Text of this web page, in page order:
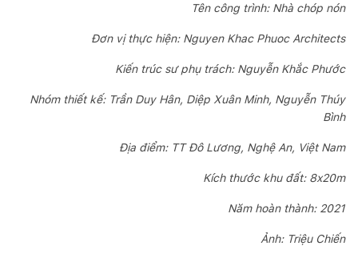
Tên công trình: Nhà chóp nón
Đơn vị thực hiện: Nguyen Khac Phuoc Architects
Kiến trúc sư phụ trách: Nguyễn Khắc Phước
Nhóm thiết kế: Trần Duy Hân, Diệp Xuân Minh, Nguyễn Thúy
Bình
Địa điểm: TT Đô Lương, Nghệ An, Việt Nam
Kích thước khu đất: 8x20m
Năm hoàn thành: 2021
Ảnh: Triệu Chiến